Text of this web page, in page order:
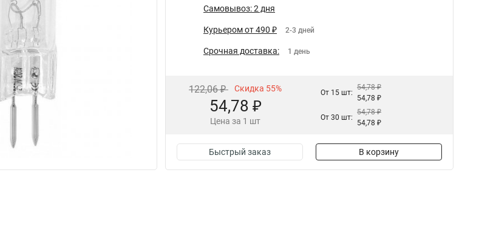
Самовывоз: 2 дня
Курьером от 490 ₽ 2-3 дней
Срочная доставка: 1 день
122,06 ₽ Скидка 55%
54,78 ₽
Цена за 1 шт
От 15 шт:
54,78 ₽
54,78 ₽
От 30 шт:
54,78 ₽
54,78 ₽
Быстрый заказ В корзину